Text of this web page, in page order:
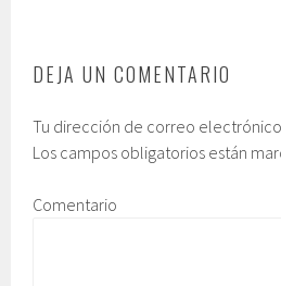
DEJA UN COMENTARIO
Tu dirección de correo
Los campos obligatorios están
Comentario